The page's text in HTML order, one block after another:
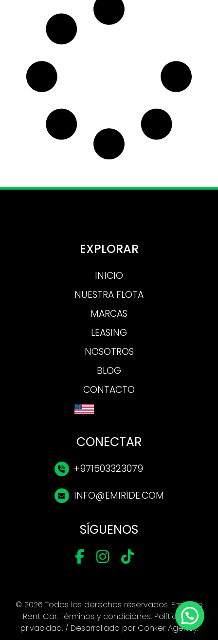
EXPLORAR
INICIO
NUESTRA FLOTA
MARCAS
LEASING
NOSOTROS
BLOG
CONTACTO
CONECTAR
+971503323079
INFO@EMIRIDE.COM
SÍGUENOS
© 2026 Todos los derechos reservados. Emi Ride
Rent Car. Términos y condiciones. Política de
privacidad. / Desarrollado por Conker Agency.